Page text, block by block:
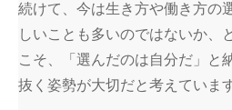
続けて、今は生き方や働き方の
しいことも多いのではないか、
こそ、「選んだのは自分だ」と
抜く姿勢が大切だと考えています